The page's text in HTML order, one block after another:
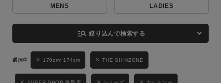
キーワード
性別
MENS LADIES
MENS LADIES
manage_search 絞り込んで検索する
170cm~174cm THE SHINZONE